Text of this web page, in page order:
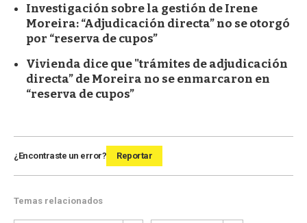
Investigación sobre la gestión de Irene
Moreira: “Adjudicación directa” no se otorgó
por “reserva de cupos”
Vivienda dice que "trámites de adjudicación
directa” de Moreira no se enmarcaron en
“reserva de cupos”
¿Encontraste un error? Reportar
Temas relacionados